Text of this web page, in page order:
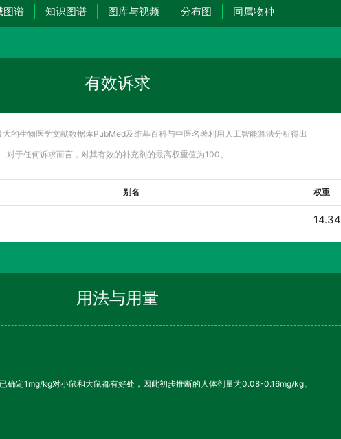
图谱 知识图谱 图库与视频 分布图 同属物种
有效诉求
大的生物医学文献数据库PubMed及维基百科与中医名著利用人工智能算法分析得出
对于任何诉求而言，对其有效的补充剂的最高权重值为100。
别名 权重
14.34
用法与用量
定1mg/kg对小鼠和大鼠都有好处，因此初步推断的人体剂量为0.08-0.16mg/kg。